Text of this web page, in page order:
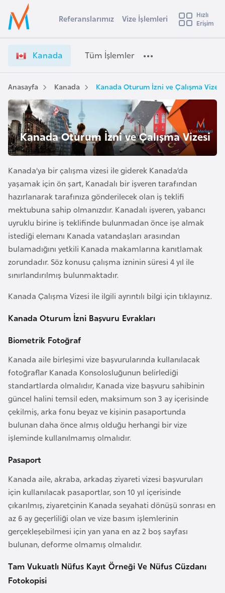
Ülke Seçimi
Başvuru yapmak istediğiniz ülkeyi seçin
Üye
Girişi
a
a
d
a
V
i
z
e
İ
ş
l
e
m
r
i
e
t
i
Referanslarımız Vize İşlemleri
Hızlı
Erişim
Kanada Tüm İşlemler
Anasayfa Kanada Kanada Oturum İzni ve Çalışma Vizesi
Kanada Oturum İzni ve Çalışma Vizesi
Kanada’ya bir çalışma vizesi ile giderek Kanada’da
yaşamak için ön şart, Kanadalı bir işveren tarafından
hazırlanarak tarafınıza gönderilecek olan iş teklifi
mektubuna sahip olmanızdır. Kanadalı işveren, yabancı
uyruklu birine iş teklifinde bulunmadan önce işe almak
istediği elemanı Kanada vatandaşları arasından
bulamadığını yetkili Kanada makamlarına kanıtlamak
zorundadır. Söz konusu çalışma izninin süresi 4 yıl ile
sınırlandırılmış bulunmaktadır.
Kanada Çalışma Vizesi ile ilgili ayrıntılı bilgi için tıklayınız.
Kanada Oturum İzni Başvuru Evrakları
Biometrik Fotoğraf
Kanada aile birleşimi vize başvurularında kullanılacak
fotoğraflar Kanada Konsolosluğunun belirlediği
standartlarda olmalıdır, Kanada vize başvuru sahibinin
güncel halini temsil eden, maksimum son 3 ay içerisinde
çekilmiş, arka fonu beyaz ve kişinin pasaportunda
bulunan daha önce almış olduğu herhangi bir vize
işleminde kullanılmamış olmalıdır.
Pasaport
Kanada aile, akraba, arkadaş ziyareti vizesi başvuruları
için kullanılacak pasaportlar, son 10 yıl içerisinde
çıkarılmış, ziyaretçinin Kanada seyahati dönüşü sonrası en
az 6 ay geçerliliği olan ve vize basım işlemlerinin
gerçekleşebilmesi için yan yana en az 2 boş sayfası
bulunan, deforme olmamış olmalıdır.
Tam Vukuatlı Nüfus Kayıt Örneği Ve Nüfus Cüzdanı
Fotokopisi
s
t
r
a
A
v
u
t
u
r
y
a
A
z
r
a
y
a
n
B
a
e
n
B
a
n
l
a